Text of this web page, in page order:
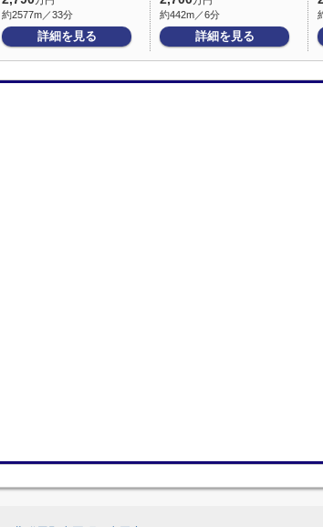
約2577m／33分
詳細を見る
約442m／6分
詳細を見る